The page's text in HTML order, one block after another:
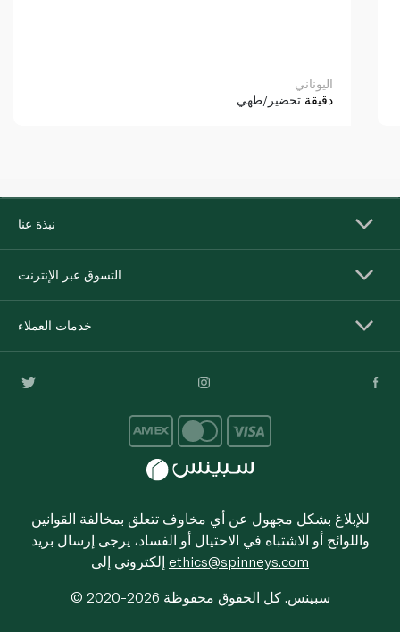
اليوناني
دقيقة تحضير/طهي
نبذة عنا
التسوق عبر الإنترنت
خدمات العملاء
للإبلاغ بشكل مجهول عن أي مخاوف تتعلق بمخالفة القوانين
واللوائح أو الاشتباه في الاحتيال أو الفساد، يرجى إرسال بريد
ethics@spinneys.com
© 2020-2026 سبينس. كل الحقوق محفوظة